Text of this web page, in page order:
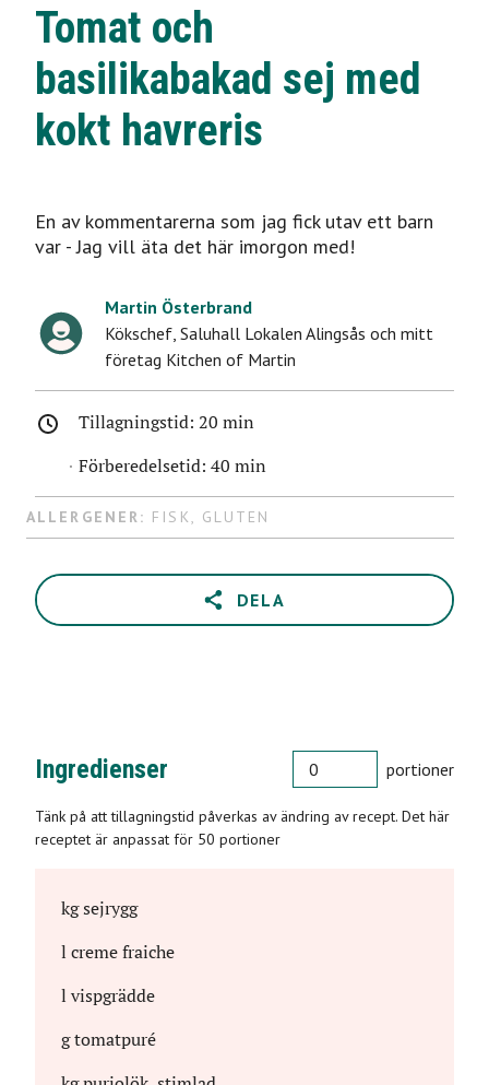
Tomat och
basilikabakad sej med
kokt havreris
En av kommentarerna som jag fick utav ett barn
var - Jag vill äta det här imorgon med!
Martin Österbrand
Kökschef Saluhall Lokalen Alingsås och mitt
företag Kitchen of Martin
Tillagningstid: 20 min
Förberedelsetid: 40 min
ALLERGENER: FISK, GLUTEN
DELA
Ingredienser
PORTIONER
portioner
Tänk på att tillagningstid påverkas av ändring av recept. Det här
receptet är anpassat för 50 portioner
kgsejrygg
l creme fraiche
l vispgrädde
gtomatpuré